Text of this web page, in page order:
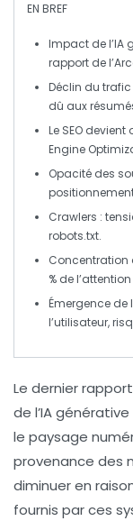
EN BREF
Impact de l’IA
rapport de
Déclin du trafic
dû aux
Le SEO
Engine
Opacité des
Crawlers :
robots.txt.
Concentration
% de
Émergence de
l’utilisateur,
Le dernier rapport
de l’IA générative
le paysage
provenance des
diminuer en
fournis par ces